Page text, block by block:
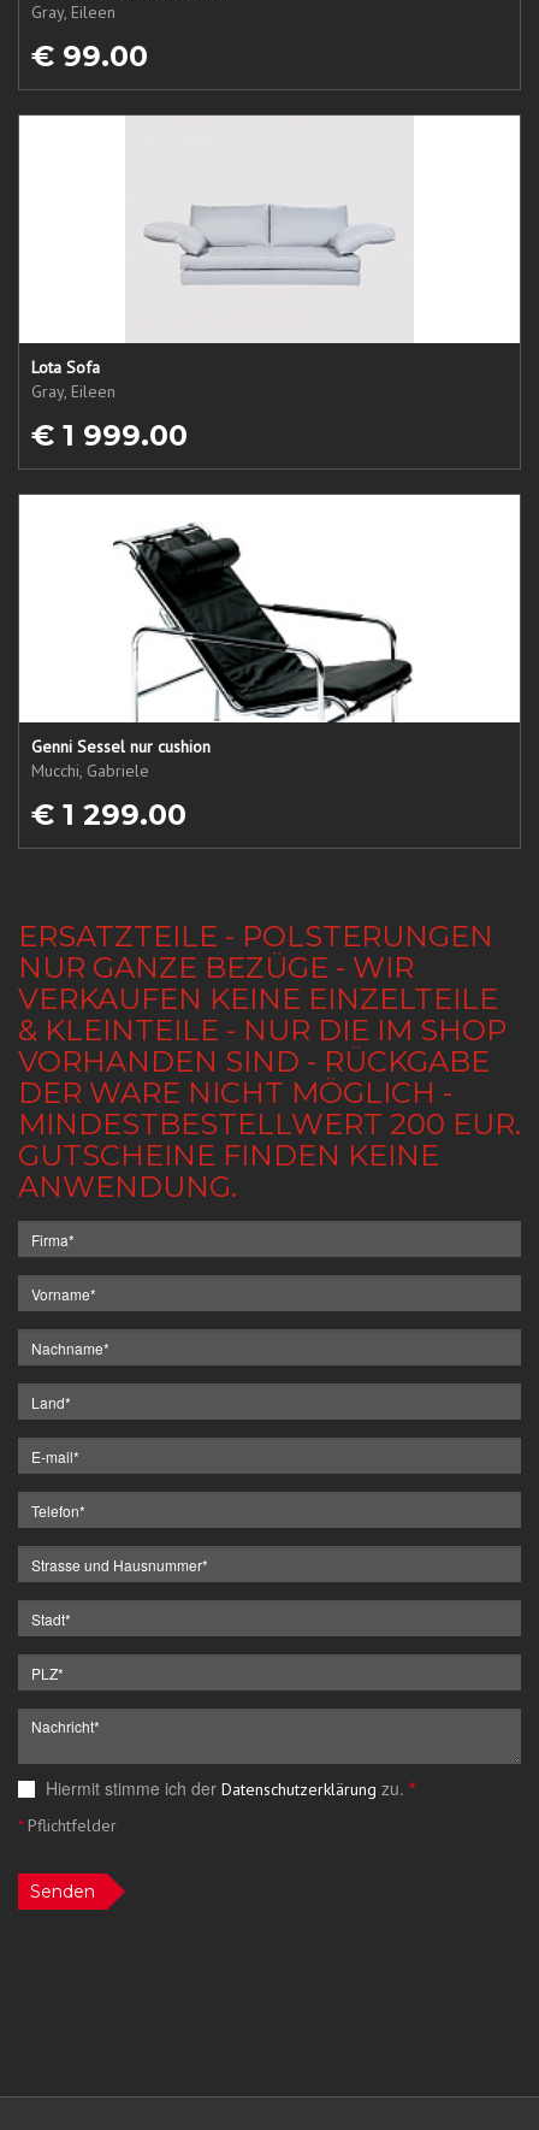
Gray, Eileen
€ 99.00
Lota Sofa
Gray, Eileen
€ 1 999.00
Genni Sessel nur cushion
Mucchi, Gabriele
€ 1 299.00
ERSATZTEILE - POLSTERUNGEN
NUR GANZE BEZÜGE - WIR
VERKAUFEN KEINE EINZELTEILE
& KLEINTEILE - NUR DIE IM SHOP
VORHANDEN SIND - RÜCKGABE
DER WARE NICHT MÖGLICH -
MINDESTBESTELLWERT 200 EUR.
GUTSCHEINE FINDEN KEINE
ANWENDUNG.
Hiermit stimme ich der Datenschutzerklärung zu. *
*Pflichtfelder
Senden